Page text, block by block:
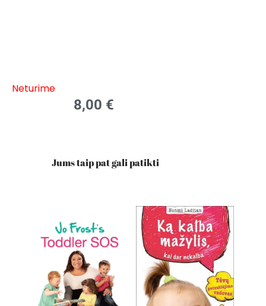
Neturime
8,00 €
Jums taip pat gali patikti